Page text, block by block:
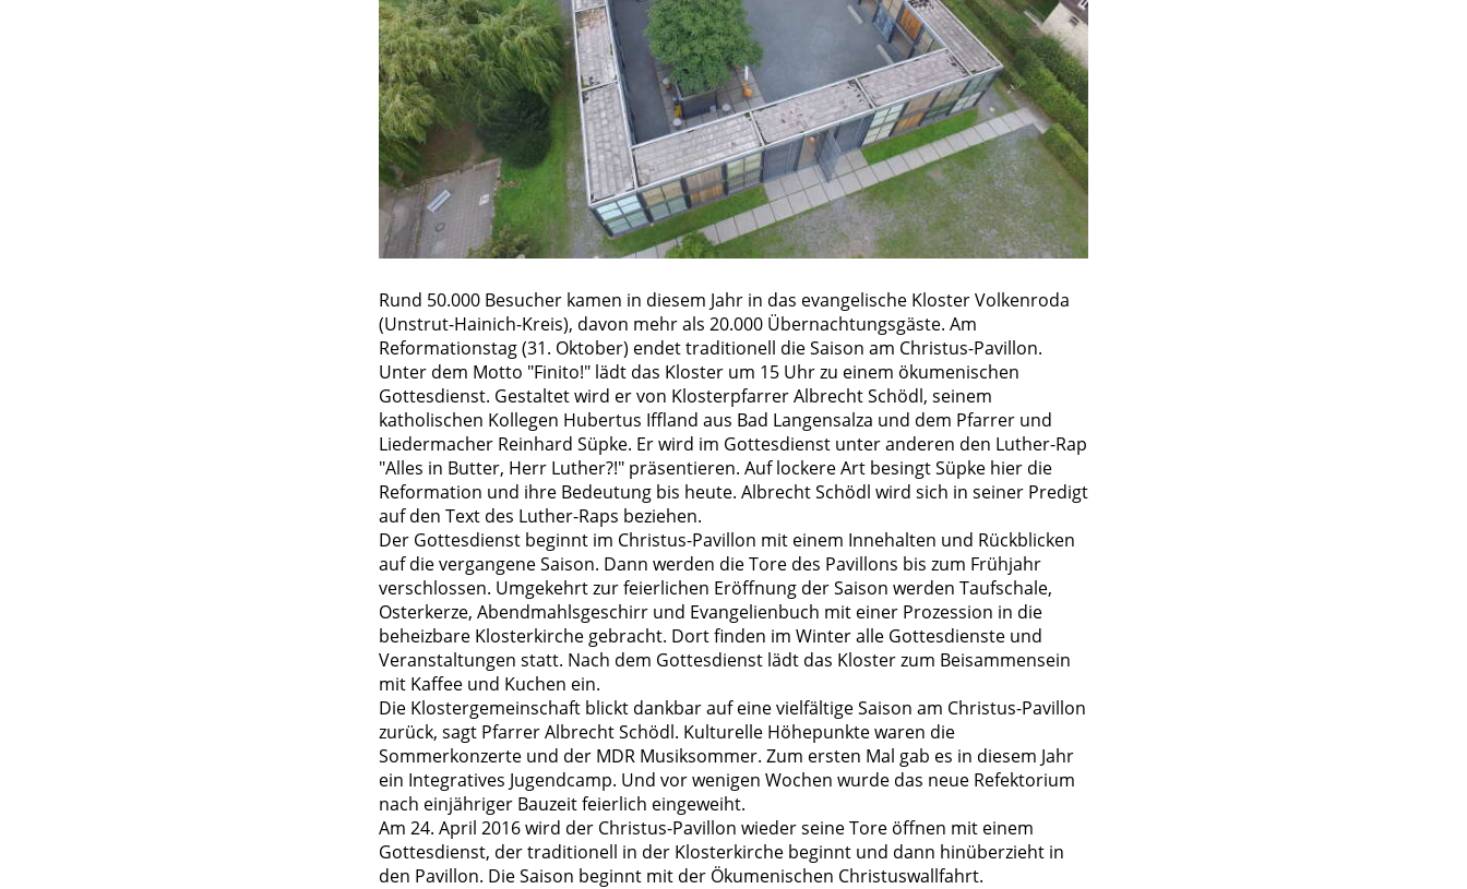
Rund 50.000 Besucher kamen in diesem Jahr in das evangelische Kloster Volkenroda
(Unstrut-Hainich-Kreis), davon mehr als 20.000 Übernachtungsgäste. Am
Reformationstag (31. Oktober) endet traditionell die Saison am Christus-Pavillon.
Unter dem Motto "Finito!" lädt das Kloster um 15 Uhr zu einem ökumenischen
Gottesdienst. Gestaltet wird er von Klosterpfarrer Albrecht Schödl, seinem
katholischen Kollegen Hubertus Iffland aus Bad Langensalza und dem Pfarrer und
Liedermacher Reinhard Süpke. Er wird im Gottesdienst unter anderen den Luther-Rap
"Alles in Butter, Herr Luther?!" präsentieren. Auf lockere Art besingt Süpke hier die
Reformation und ihre Bedeutung bis heute. Albrecht Schödl wird sich in seiner Predigt
auf den Text des Luther-Raps beziehen.
Der Gottesdienst beginnt im Christus-Pavillon mit einem Innehalten und Rückblicken
auf die vergangene Saison. Dann werden die Tore des Pavillons bis zum Frühjahr
verschlossen. Umgekehrt zur feierlichen Eröffnung der Saison werden Taufschale,
Osterkerze, Abendmahlsgeschirr und Evangelienbuch mit einer Prozession in die
beheizbare Klosterkirche gebracht. Dort finden im Winter alle Gottesdienste und
Veranstaltungen statt. Nach dem Gottesdienst lädt das Kloster zum Beisammensein
mit Kaffee und Kuchen ein.
Die Klostergemeinschaft blickt dankbar auf eine vielfältige Saison am Christus-Pavillon
zurück, sagt Pfarrer Albrecht Schödl. Kulturelle Höhepunkte waren die
Sommerkonzerte und der MDR Musiksommer. Zum ersten Mal gab es in diesem Jahr
ein Integratives Jugendcamp. Und vor wenigen Wochen wurde das neue Refektorium
nach einjähriger Bauzeit feierlich eingeweiht.
Am 24. April 2016 wird der Christus-Pavillon wieder seine Tore öffnen mit einem
Gottesdienst, der traditionell in der Klosterkirche beginnt und dann hinüberzieht in
den Pavillon. Die Saison beginnt mit der Ökumenischen Christuswallfahrt.